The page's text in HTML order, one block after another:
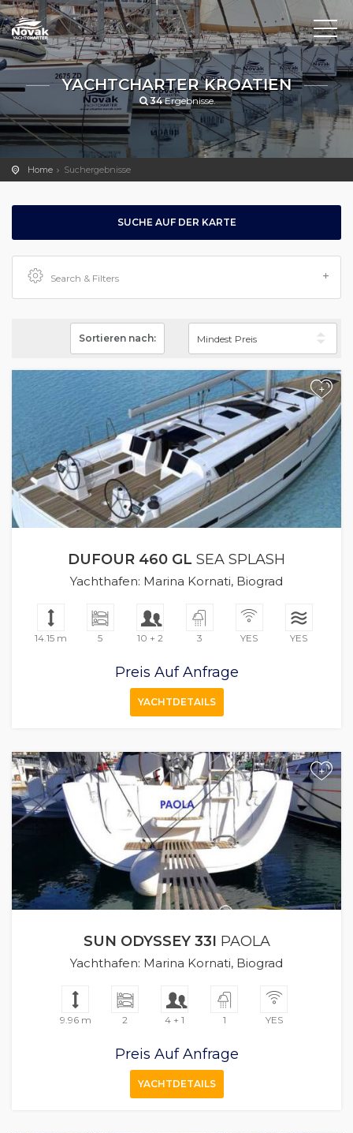
YACHTCHARTER KROATIEN
34Ergebnisse.
Home Suchergebnisse
SUCHE AUF DER KARTE
Search & Filters
Sortieren nach:
+
DUFOUR 460 GL SEA SPLASH
Yachthafen: Marina Kornati, Biograd
14.15 m 5 10 + 2 3 YES YES
Preis Auf Anfrage
YACHTDETAILS
+
SUN ODYSSEY 33I PAOLA
Yachthafen: Marina Kornati, Biograd
9.96 m 2 4 + 1 1 YES
Preis Auf Anfrage
YACHTDETAILS